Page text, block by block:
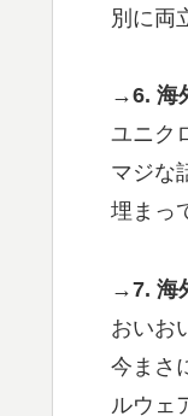
別に両
→6. 海
ユニク
マジな
埋まっ
→7. 海
おいお
今まさ
ルウェ